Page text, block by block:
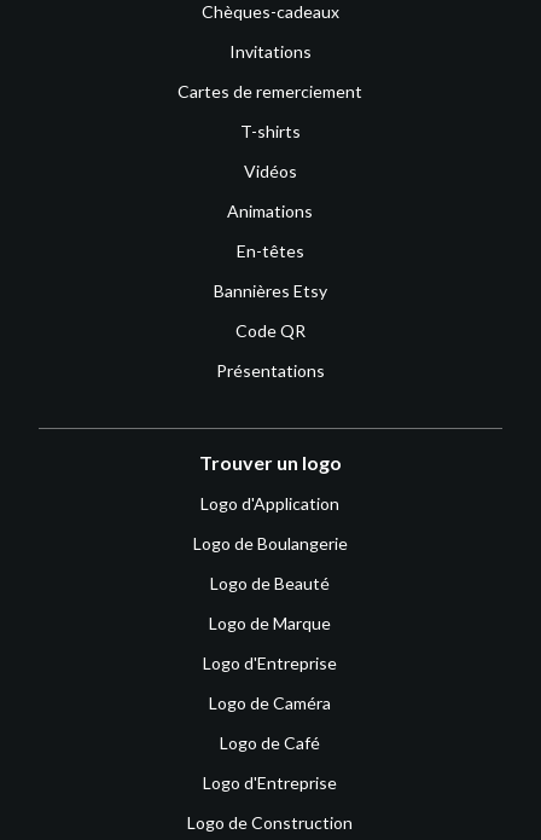
Chèques-cadeaux
Invitations
Cartes de remerciement
T-shirts
Vidéos
Animations
En-têtes
Bannières Etsy
Code QR
Présentations
Trouver un logo
Logo d'Application
Logo de Boulangerie
Logo de Beauté
Logo de Marque
Logo d'Entreprise
Logo de Caméra
Logo de Café
Logo d'Entreprise
Logo de Construction